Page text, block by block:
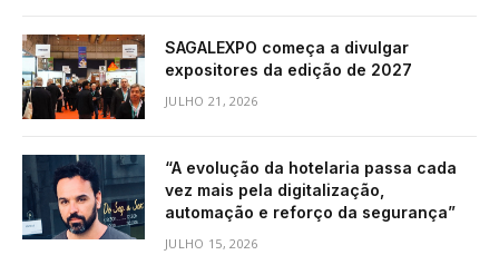
SAGALEXPO começa a divulgar
expositores da edição de 2027
JULHO 21, 2026
“A evolução da hotelaria passa cada
vez mais pela digitalização,
automação e reforço da segurança”
JULHO 15, 2026